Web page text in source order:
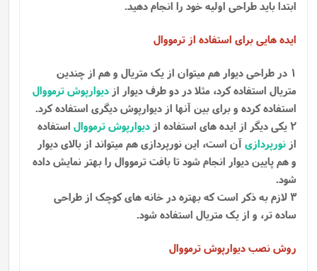
ابتدا باید طراحی اولیه خود را انجام دهید.
ایده هایی برای استفاده از ترمووال
1 در طراحی دیوار هم میتوان از یک متریال و هم از چندین
متریال استفاده کرد، مثلا در دو طرف دیوار از دیوارپوش ترمووال
استفاده کرده و برای بین آنها از دیوارپوش دیگری استفاده کرد.
2 یکی دیگر از ایده های استفاده از
دیوارپوش ترمووال استفاده
از نورپردازیآن است، این نورپردازی هم میتواند از بالای دیوار
و هم پایین دیوار انجام شود تا بافت ترمووال را بهتر نمایش داده
شود.
3 لازم به ذکر است که بهتره در خانه های کوچک از طراحی
ساده تر، و از یک متریال استفاده شود.
روش نصب دیوارپوش ترمووال